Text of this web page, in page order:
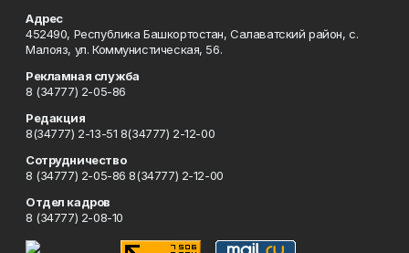
Адрес
452490, Республика Башкортостан, Салаватский район, с.
Малояз, ул. Коммунистическая, 56.
Рекламная служба
8 (34777) 2-05-86
Редакция
8(34777) 2-13-51 8(34777) 2-12-00
Сотрудничество
8 (34777) 2-05-86 8(34777) 2-12-00
Отдел кадров
8 (34777) 2-08-10